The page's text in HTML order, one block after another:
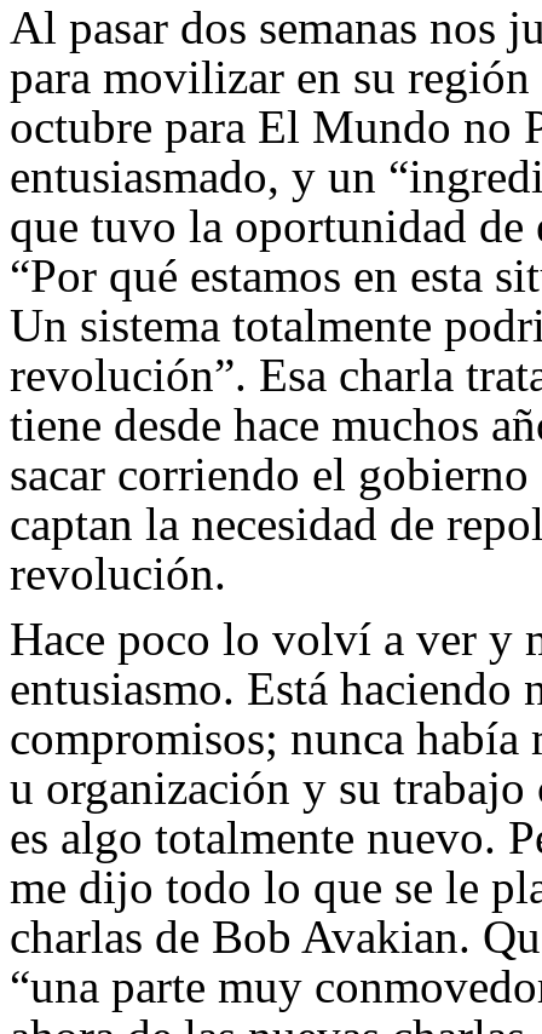
Al pasar dos semanas nos
para movilizar en su región
octubre para El Mundo no
entusiasmado, y un
que tuvo la oportunidad de
“Por qué estamos en esta
Un sistema totalmente
revolución”. Esa charla
tiene desde hace muchos
sacar corriendo el
captan la necesidad de
revolución.
Hace poco lo volví a ver y
entusiasmo. Está haciendo
compromisos; nunca
u organización y su
es algo totalmente nuevo.
me dijo todo lo que se le
charlas de Bob Avakian.
“una parte muy